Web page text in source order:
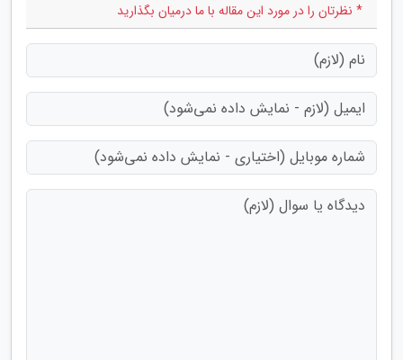
* نظرتان را در مورد این مقاله با ما درمیان بگذارید